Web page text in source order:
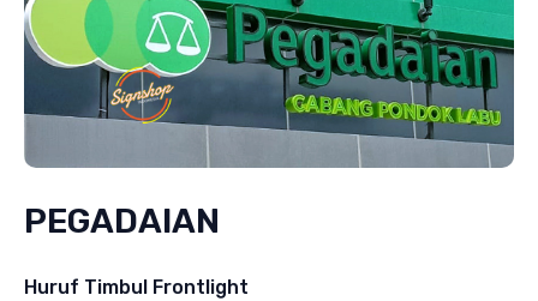
PEGADAIAN
Huruf Timbul Frontlight